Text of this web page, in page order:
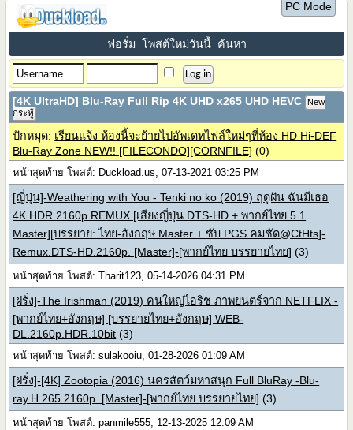
PC Mode
ฟอรั่ม โพสต์ใหม่วันนี้ ค้นหา
[4K UltraHD] Blu-Ray Full Rip 4K UHD x265 UHD HEVC New
กระทู้
ปักหมุด: เรียนแจ้ง ห้องนี้จะย้ายไปอัพเดทไฟล์ใหม่ๆที่ห้อง HD Hi-DEF
Blu-Ray Zone NEW!! [FILECONDO][CORNFILE] (0)
หน้าสุดท้าย โพสต์: Duckload.us, 07-13-2021 03:25 PM
[ญี่ปุ่น]-Weathering with You - Tenki no ko (2019) ฤดูฝัน ฉันมีเธอ
4K HDR 2160p REMUX [เสียงญี่ปุ่น DTS-HD + พากย์ไทย 5.1
Master][บรรยาย: ไทย-อังกฤษ Master + ซับ PGS คมชัด@CtHts]-
Remux.DTS-HD.2160p. [Master]-[พากย์ไทย บรรยายไทย] (3)
หน้าสุดท้าย โพสต์: Tharit123, 05-14-2026 04:31 PM
[ฝรั่ง]-The Irishman (2019) คนใหญ่ไอริช ภาพยนตร์จาก NETFLIX -
[พากย์ไทย+อังกฤษ] [บรรยายไทย+อังกฤษ] WEB-
DL.2160p.HDR.10bit (3)
หน้าสุดท้าย โพสต์: sulakooiu, 01-28-2026 01:09 AM
[ฝรั่ง]-[4K] Zootopia (2016) นครสัตว์มหาสนุก Full BluRay -Blu-
ray.H.265.2160p. [Master]-[พากย์ไทย บรรยายไทย] (3)
หน้าสุดท้าย โพสต์: panmile555, 12-13-2025 12:09 AM